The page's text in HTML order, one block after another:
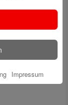
Website in
Impressum